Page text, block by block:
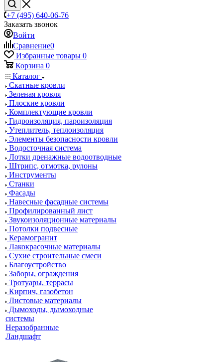
+7 (495) 640-06-76
Заказать звонок
Войти
Сравнение0
Избранные товары 0
Корзина 0
Каталог
Скатные кровли
Зеленая кровля
Плоские кровли
Комплектующие кровли
Гидроизоляция, пароизоляция
Утеплитель, теплоизоляция
Элементы безопасности кровли
Водосточная система
Лотки дренажные водоотводные
Штрипс, отмотка, рулоны
Инструменты
Станки
Фасады
Навесные фасадные системы
Профилированный лист
Звукоизоляционные материалы
Потолки подвесные
Керамогранит
Лакокрасочные материалы
Сухие строительные смеси
Благоустройство
Заборы, ограждения
Тротуары, террасы
Кирпич, газобетон
Листовые материалы
Дымоходы, дымоходные
системы
Неразобранные
Ландшафт